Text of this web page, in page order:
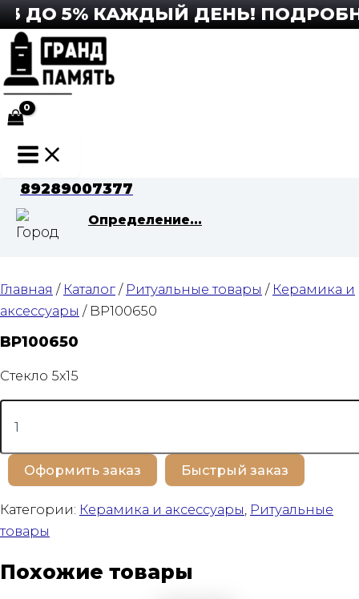
Перейти
к
содержимому
5% КАЖДЫЙ ДЕНЬ!
Main
Menu
89289007377
Определение...
Главная / Каталог / Ритуальные товары / Керамика и
аксессуары / BP100650
BP100650
Стекло 5х15
Количество
товара
Оформить заказ Быстрый заказ
Категории: Керамика и аксессуары, Ритуальные
товары
Похожие товары